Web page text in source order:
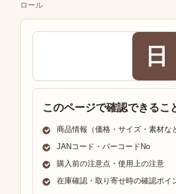
ロール
日
このページで確認できるこ
商品情報（価格・サイズ・素材な
JANコード・バーコードNo
購入前の注意点・使用上の注意
在庫確認・取り寄せ時の確認ポイ